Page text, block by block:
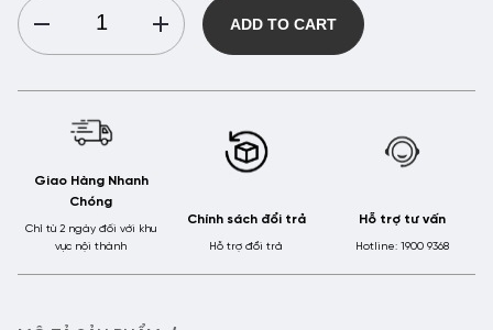
Loại
KL2879
ADD TO CART
Giao Hàng Nhanh
Chóng
Chỉ từ 2 ngày đối với khu
vực nội thành
Chính sách đổi trả
Hỗ trợ đổi trả
Hỗ trợ tư vấn
Hotline: 1900 9368